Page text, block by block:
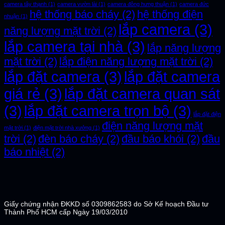
camera tây thạnh (1) camera vườn lài (1) camera đông hưng thuận (1) camera đức
nhuận (1) hệ thống báo cháy (2) hệ thống điện
năng lượng mặt trời (2) lắp camera (3)
lắp camera tại nhà (3) lắp năng lượng
mặt trời (2) lắp điện năng lượng mặt trời (2)
lắp đặt camera (3) lắp đặt camera
giá rẻ (3) lắp đặt camera quan sát
(3) lắp đặt camera trọn bộ (3) lắp đặt điện
mặt trời (1) điện mặt trời nhà xưởng (1) điện năng lượng mặt
trời (2) đèn báo cháy (2) đầu báo khói (2) đầu
báo nhiệt (2)
Giấy chứng nhận ĐKKD số 0309862583 do Sở Kế hoạch Đầu tư
Thành Phố HCM cấp Ngày 19/03/2010